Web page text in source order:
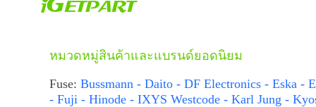
หมวดหมู่สินค้าและแบรนด์ยอดนิยม
Fuse: Bussmann - Daito - DF Electronics - Eska -
- Fuji - Hinode - IXYS Westcode - Karl Jung -